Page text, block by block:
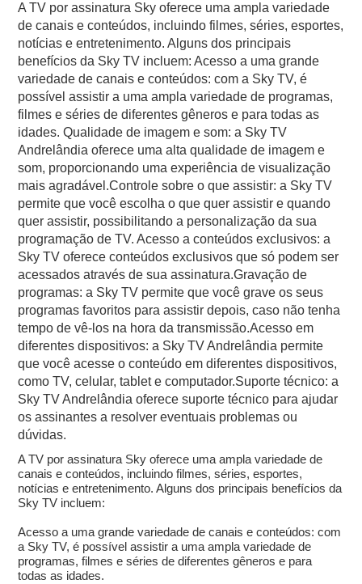
A TV por assinatura Sky oferece uma ampla variedade
de canais e conteúdos, incluindo filmes, séries, esportes,
notícias e entretenimento. Alguns dos principais
benefícios da Sky TV incluem: Acesso a uma grande
variedade de canais e conteúdos: com a Sky TV, é
possível assistir a uma ampla variedade de programas,
filmes e séries de diferentes gêneros e para todas as
idades. Qualidade de imagem e som: a Sky TV
Andrelândia oferece uma alta qualidade de imagem e
som, proporcionando uma experiência de visualização
mais agradável.Controle sobre o que assistir: a Sky TV
permite que você escolha o que quer assistir e quando
quer assistir, possibilitando a personalização da sua
programação de TV. Acesso a conteúdos exclusivos: a
Sky TV oferece conteúdos exclusivos que só podem ser
acessados através de sua assinatura.Gravação de
programas: a Sky TV permite que você grave os seus
programas favoritos para assistir depois, caso não tenha
tempo de vê-los na hora da transmissão.Acesso em
diferentes dispositivos: a Sky TV Andrelândia permite
que você acesse o conteúdo em diferentes dispositivos,
como TV, celular, tablet e computador.Suporte técnico: a
Sky TV Andrelândia oferece suporte técnico para ajudar
os assinantes a resolver eventuais problemas ou
dúvidas.
A TV por assinatura Sky oferece uma ampla variedade de
canais e conteúdos, incluindo filmes, séries, esportes,
notícias e entretenimento. Alguns dos principais benefícios da
Sky TV incluem:
Acesso a uma grande variedade de canais e conteúdos: com
a Sky TV, é possível assistir a uma ampla variedade de
programas, filmes e séries de diferentes gêneros e para
todas as idades.